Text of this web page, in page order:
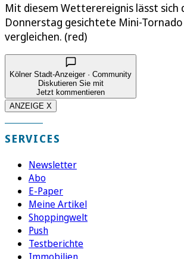
Mit diesem Wetterereignis lässt sich
Donnerstag gesichtete Mini-
vergleichen. (red)
Kölner Stadt-Anzeiger · Community
Diskutieren Sie mit
Jetzt kommentieren
ANZEIGE X
SERVICES
Newsletter
Abo
E-Paper
Meine Artikel
Shoppingwelt
Push
Testberichte